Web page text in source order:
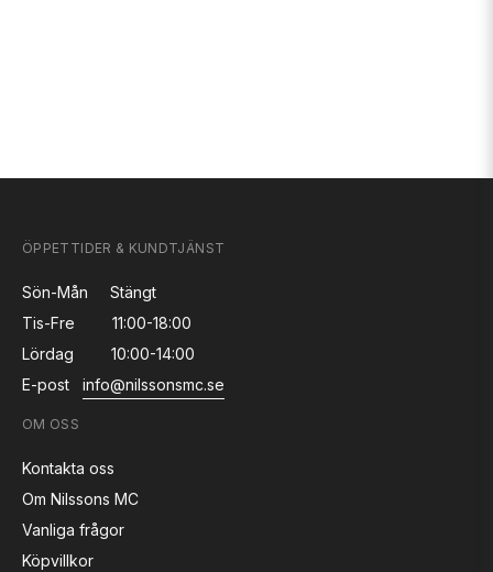
ÖPPETTIDER & KUNDTJÄNST
Sön-Mån
Stängt
Tis-Fre
11:00-18:00
Lördag
10:00-14:00
E-post
info@nilssonsmc.se
OM OSS
Kontakta oss
Om Nilssons MC
Vanliga frågor
Köpvillkor